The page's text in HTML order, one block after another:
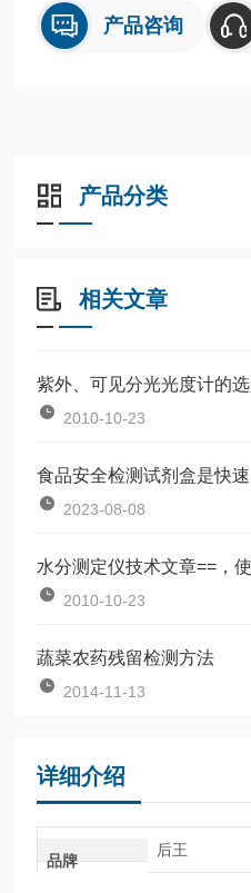
产品咨询
产品分类
相关文章
紫外、可见分光光度计的
2010-10-23
食品安全检测试剂盒是快
2023-08-08
水分测定仪技术文章==，
2010-10-23
蔬菜农药残留检测方法
2014-11-13
详细介绍
品牌
后王